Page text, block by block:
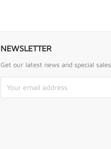
NEWSLETTER
Get our latest news and special sales